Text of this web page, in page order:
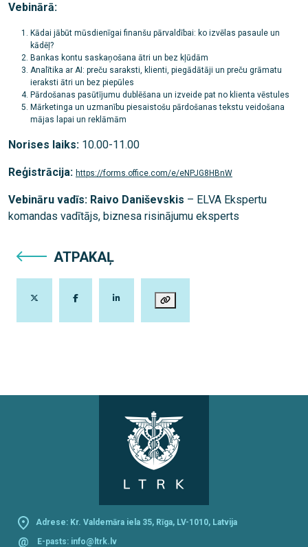
Vebinārā:
Kādai jābūt mūsdienīgai finanšu pārvaldībai: ko izvēlas pasaule un
kādēļ?
Bankas kontu saskaņošana ātri un bez kļūdām
Analītika ar AI: preču saraksti, klienti, piegādātāji un preču grāmatu
ieraksti ātri un bez piepūles
Pārdošanas pasūtījumu dublēšana un izveide pat no klienta vēstules
Mārketinga un uzmanību piesaistošu pārdošanas tekstu veidošana
mājas lapai un reklāmām
Norises laiks: 10.00-11.00
Reģistrācija: https://forms.office.com/e/eNPJG8HBnW
Vebināru vadīs: Raivo Daniševskis – ELVA Ekspertu
komandas vadītājs, biznesa risinājumu eksperts
ATPAKAĻ
Adrese: Kr. Valdemāra iela 35, Rīga, LV-1010, Latvija
@ E-pasts: info@ltrk.lv